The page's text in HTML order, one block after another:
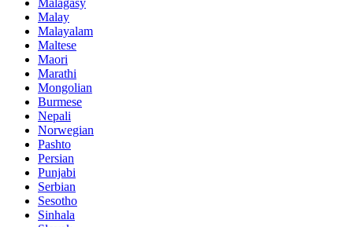
Malay
Malayalam
Maltese
Maori
Marathi
Mongolian
Burmese
Nepali
Norwegian
Pashto
Persian
Punjabi
Serbian
Sesotho
Sinhala